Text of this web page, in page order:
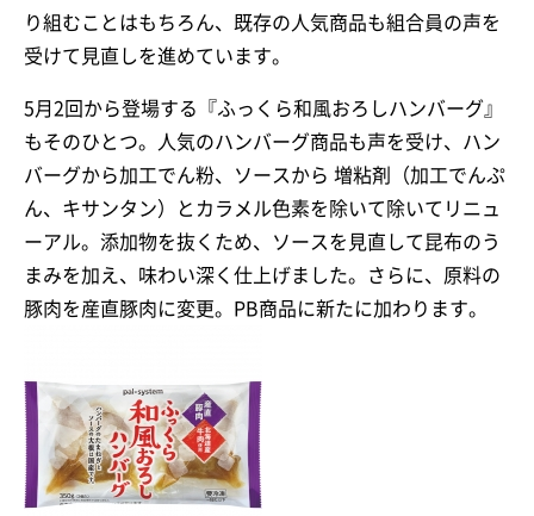
り組むことはもちろん、既存の人気商品も組合員の声を
受けて見直しを進めています。
5月2回から登場する『ふっくら和風おろしハンバーグ』
もそのひとつ。人気のハンバーグ商品も声を受け、ハン
バーグから加工でん粉、ソースから 増粘剤（加工でんぷ
ん、キサンタン）とカラメル色素を除いて除いてリニュ
ーアル。添加物を抜くため、ソースを見直して昆布のう
まみを加え、味わい深く仕上げました。さらに、原料の
豚肉を産直豚肉に変更。PB商品に新たに加わります。